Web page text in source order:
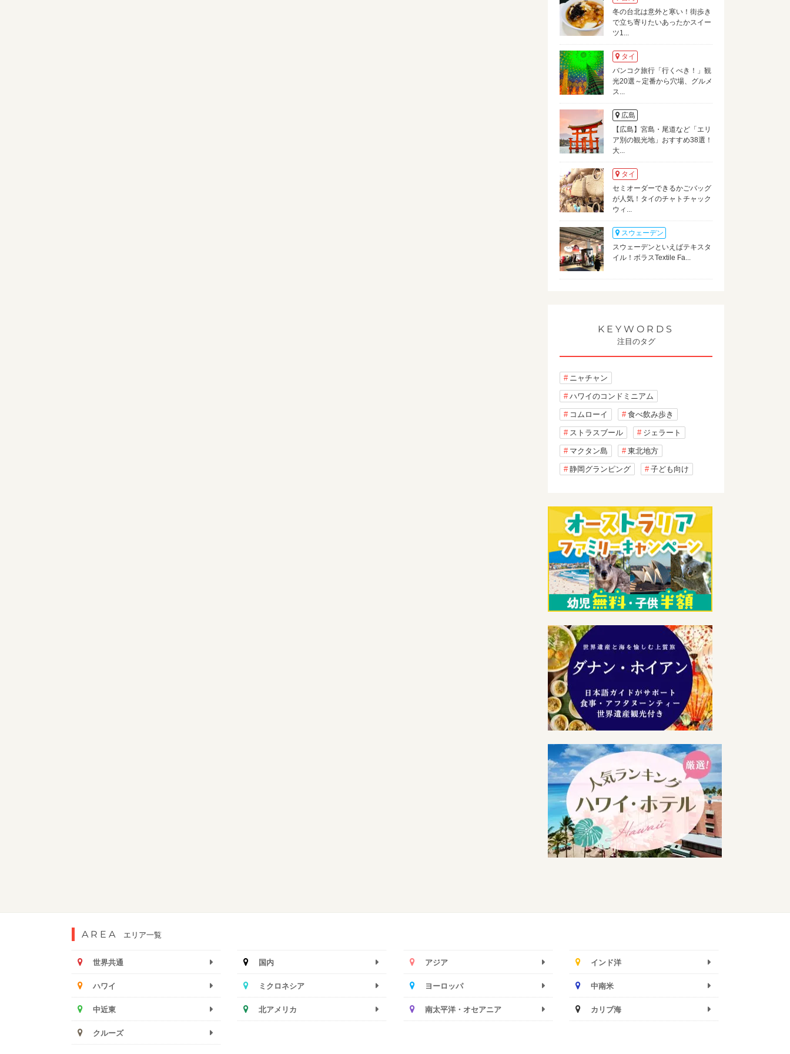
冬の台北は意外と寒い！街歩き
で立ち寄りたいあったかスイー
ツ1...
タイ
バンコク旅行「行くべき！」観
光20選～定番から穴場、グルメ
ス...
広島
【広島】宮島・尾道など「エリ
ア別の観光地」おすすめ38選！
大...
タイ
セミオーダーできるかごバッグ
が人気！タイのチャトチャック
ウィ...
スウェーデン
スウェーデンといえばテキスタ
イル！ボラスTextile Fa...
KEYWORDS
注目のタグ
ニャチャン
ハワイのコンドミニアム
コムローイ 食べ飲み歩き
ストラスブール ジェラート
マクタン島 東北地方
静岡グランピング 子ども向け
AREA エリア一覧
世界共通 国内 アジア インド洋
ハワイ ミクロネシア ヨーロッパ 中南米
中近東 北アメリカ 南太平洋・オセアニア カリブ海
クルーズ